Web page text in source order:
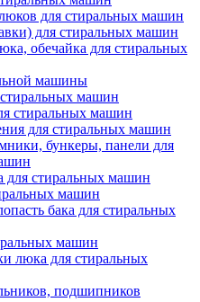
для стиральных машин
для стиральных машин
обечайка для стиральных
машины
машин
стиральных машин
для стиральных машин
бункеры, панели для
стиральных машин
машин
бака для стиральных
машин
люка для стиральных
подшипников